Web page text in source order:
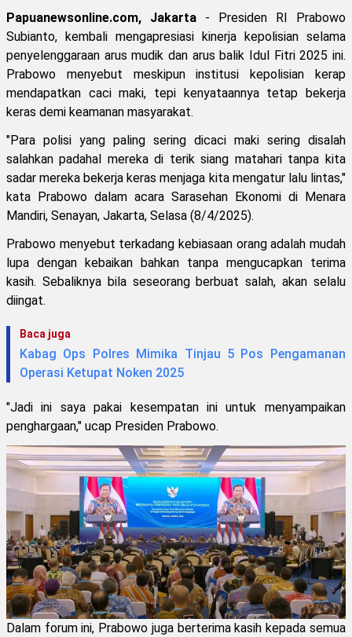
Papuanewsonline.com, Jakarta- Presiden RI Prabowo
Subianto, kembali mengapresiasi kinerja kepolisian selama
penyelenggaraan arus mudik dan arus balik Idul Fitri 2025 ini.
Prabowo menyebut meskipun institusi kepolisian kerap
mendapatkan caci maki, tepi kenyataannya tetap bekerja
keras demi keamanan masyarakat.
"Para polisi yang paling sering dicaci maki sering disalah
salahkan padahal mereka di terik siang matahari tanpa kita
sadar mereka bekerja keras menjaga kita mengatur lalu lintas,"
kata Prabowo dalam acara Sarasehan Ekonomi di Menara
Mandiri, Senayan, Jakarta, Selasa (8/4/2025).
Prabowo menyebut terkadang kebiasaan orang adalah mudah
lupa dengan kebaikan bahkan tanpa mengucapkan terima
kasih. Sebaliknya bila seseorang berbuat salah, akan selalu
diingat.
Baca juga
Kabag Ops Polres Mimika Tinjau 5 Pos Pengamanan
Operasi Ketupat Noken 2025
"Jadi ini saya pakai kesempatan ini untuk menyampaikan
penghargaan," ucap Presiden Prabowo.
Dalam forum ini, Prabowo juga berterima kasih kepada semua